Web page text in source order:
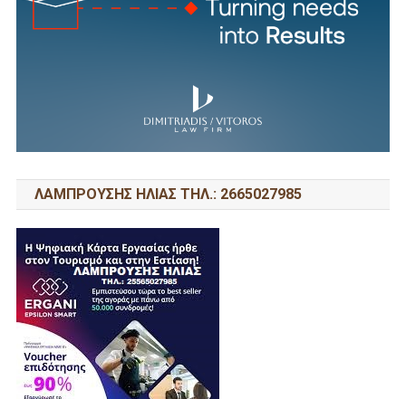
ΛΑΜΠΡΟΥΣΗΣ ΗΛΙΑΣ ΤΗΛ.: 2665027985